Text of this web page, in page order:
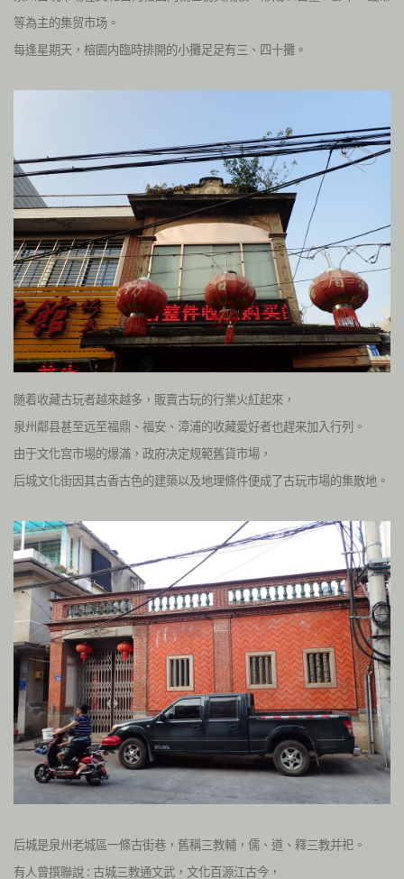
等為主的集贸市场。
每逢星期天，榕園内臨時排開的小攤足足有三、四十攤。
随着收藏古玩者越來越多，販賣古玩的行業火紅起來，
泉州鄰县甚至远至福鼎、福安、漳浦的收藏愛好者也趕来加入行列。
由于文化宫市場的爆滿，政府决定规範舊貨市場，
后城文化街因其古香古色的建築以及地理條件便成了古玩市場的集散地。
后城是泉州老城區一條古街巷，舊稱三教輔，儒、道、釋三教并祀。
有人曾撰聯說 : 古城三教通文武，文化百源江古今，